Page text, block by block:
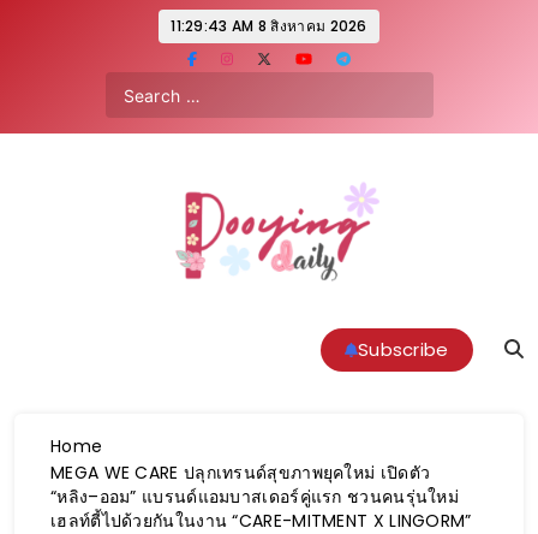
11:29:46 AM 8 สิงหาคม 2026
Subscribe
Home
MEGA WE CARE ปลุกเทรนด์สุขภาพยุคใหม่ เปิดตัว
“หลิง–ออม” แบรนด์แอมบาสเดอร์คู่แรก ชวนคนรุ่นใหม่
เฮลท์ตี้ไปด้วยกันในงาน “CARE-MITMENT X LINGORM”